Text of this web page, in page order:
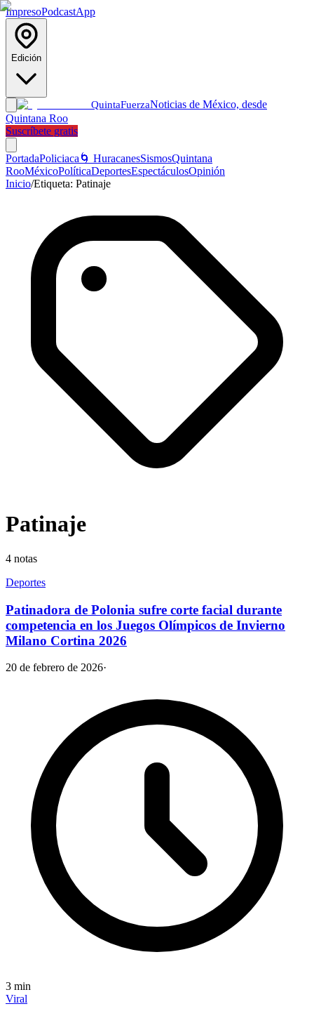
ImpresoPodcastApp
Edición
QuintaFuerzaNoticias de México, desde
Quintana Roo
Suscríbete gratis
PortadaPoliciaca 🌀 HuracanesSismosQuintana
RooMéxicoPolíticaDeportesEspectáculosOpinión
Inicio/Etiqueta: Patinaje
Patinaje
4 notas
Deportes
Patinadora de Polonia sufre corte facial durante
competencia en los Juegos Olímpicos de Invierno
Milano Cortina 2026
20 de febrero de 2026·
3 min
Viral